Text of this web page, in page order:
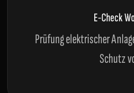
E-Check
Prüfung elektrischer
Schutz